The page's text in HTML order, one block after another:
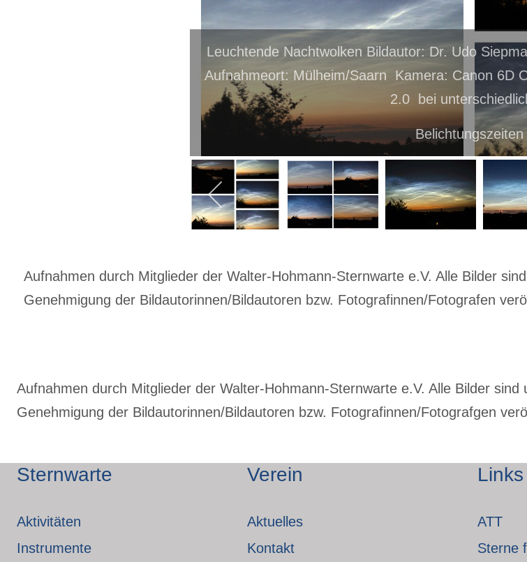
Leuchtende Nachtwolken Bildautor: Dr. Udo
Aufnahmeort: Mülheim/Saarn Kamera: Canon 6D
2.0 bei
Belichtungszeiten
Aufnahmen durch Mitglieder der Walter-Hohmann-Sternwarte e.V. Alle Bilder
Genehmigung der Bildautorinnen/Bildautoren bzw. Fotografinnen/Fotografen
Aufnahmen durch Mitglieder der Walter-Hohmann-Sternwarte e.V. Alle Bilder
Genehmigung der Bildautorinnen/Bildautoren bzw. Fotografinnen/Fotografgen
Sternwarte
Aktivitäten
Instrumente
Verein
Aktuelles
Kontakt
Links
ATT
Sterne